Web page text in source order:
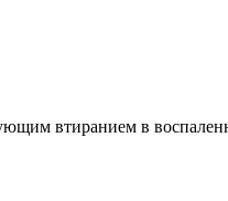
втиранием в